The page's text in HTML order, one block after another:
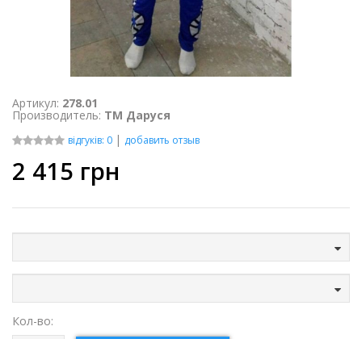
Артикул: 278.01
Производитель: ТМ Даруся
відгуків: 0 | добавить отзыв
2 415 грн
Кол-во: